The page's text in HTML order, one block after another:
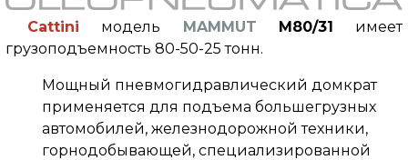
Cattini модель MAMMUT M80/31 имеет
грузоподъемность 80-50-25 тонн.
Мощный пневмогидравлический домкрат
применяется для подъема большегрузных
автомобилей, железнодорожной техники,
горнодобывающей, специализированной